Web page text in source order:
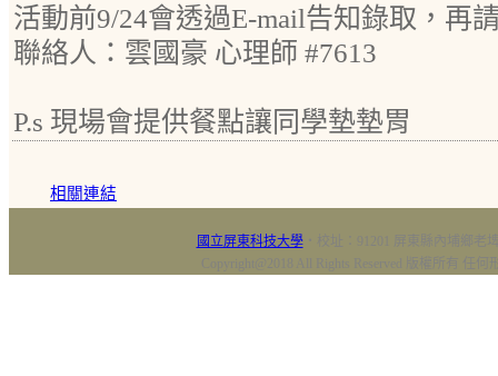
活動前9/24會透過E-mail告知錄取，再
聯絡人：雲國豪 心理師 #7613
P.s 現場會提供餐點讓同學墊墊胃
相關連結
國立屏東科技大學‧校址：91201 屏東縣內埔鄉老